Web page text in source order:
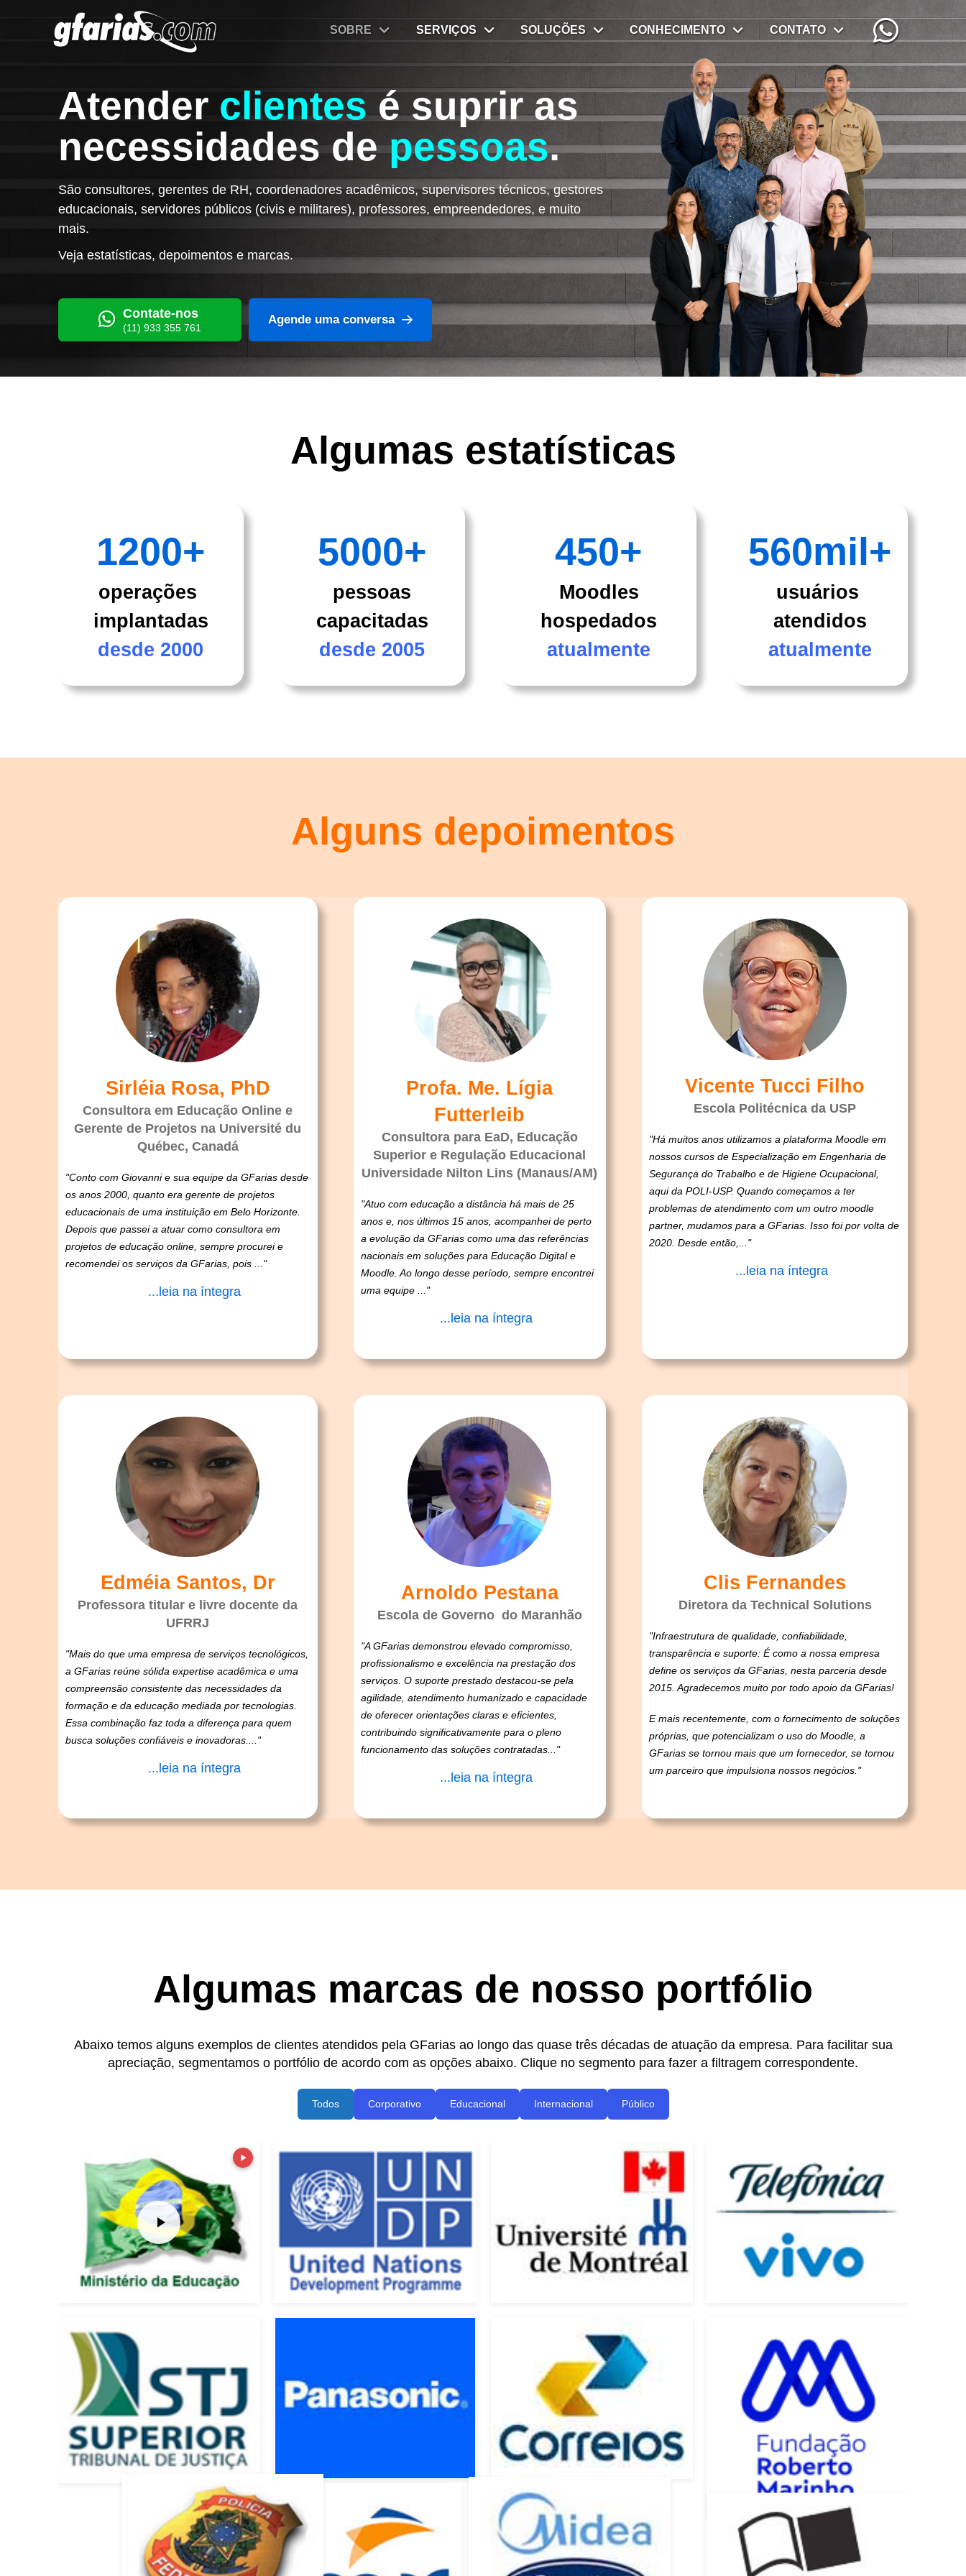
SOBRE SERVIÇOS SOLUÇÕES CONHECIMENTO CONTATO
Atender clientesé suprir as
necessidades depessoas.
São consultores, gerentes de RH, coordenadores acadêmicos, supervisores técnicos, gestores
educacionais, servidores públicos (civis e militares), professores, empreendedores, e muito
mais.
Veja estatísticas, depoimentos e marcas.
Contate-nos
(11) 933 355 761
Agende uma conversa
Algumas estatísticas
1200+
operações
implantadas
desde 2000
5000+
pessoas
capacitadas
desde 2005
450+
Moodles
hospedados
atualmente
560mil+
usuários
atendidos
atualmente
Alguns depoimentos
Sirléia Rosa, PhD
Consultora em Educação Online e
Gerente de Projetos na Université du
Québec, Canadá
"Conto com Giovanni e sua equipe da GFarias desde
os anos 2000, quanto era gerente de projetos
educacionais de uma instituição em Belo Horizonte.
Depois que passei a atuar como consultora em
projetos de educação online, sempre procurei e
recomendei os serviços da GFarias, pois ..."
...leia na íntegra
Profa. Me. Lígia
Futterleib
Consultora para EaD, Educação
Superior e Regulação Educacional
Universidade Nilton Lins (Manaus/AM)
"Atuo com educação a distância há mais de 25
anos e, nos últimos 15 anos, acompanhei de perto
a evolução da GFarias como uma das referências
nacionais em soluções para Educação Digital e
Moodle. Ao longo desse período, sempre encontrei
uma equipe ..."
...leia na íntegra
Vicente Tucci Filho
Escola Politécnica da USP
"Há muitos anos utilizamos a plataforma Moodle em
nossos cursos de Especialização em Engenharia de
Segurança do Trabalho e de Higiene Ocupacional,
aqui da POLI-USP. Quando começamos a ter
problemas de atendimento com um outro moodle
partner, mudamos para a GFarias. Isso foi por volta de
2020. Desde então,..."
...leia na íntegra
Edméia Santos, Dr
Professora titular e livre docente da
UFRRJ
"Mais do que uma empresa de serviços tecnológicos,
a GFarias reúne sólida expertise acadêmica e uma
compreensão consistente das necessidades da
formação e da educação mediada por tecnologias.
Essa combinação faz toda a diferença para quem
busca soluções confiáveis e inovadoras...."
...leia na íntegra
Arnoldo Pestana
Escola de Governo do Maranhão
"A GFarias demonstrou elevado compromisso,
profissionalismo e excelência na prestação dos
serviços. O suporte prestado destacou-se pela
agilidade, atendimento humanizado e capacidade
de oferecer orientações claras e eficientes,
contribuindo significativamente para o pleno
funcionamento das soluções contratadas..."
...leia na íntegra
Clis Fernandes
Diretora da Technical Solutions
"Infraestrutura de qualidade, confiabilidade,
transparência e suporte: É como a nossa empresa
define os serviços da GFarias, nesta parceria desde
2015. Agradecemos muito por todo apoio da GFarias!
E mais recentemente, com o fornecimento de soluções
próprias, que potencializam o uso do Moodle, a
GFarias se tornou mais que um fornecedor, se tornou
um parceiro que impulsiona nossos negócios."
Algumas marcas de nosso portfólio
Abaixo temos alguns exemplos de clientes atendidos pela GFarias ao longo das quase três décadas de atuação da empresa. Para facilitar sua
apreciação, segmentamos o portfólio de acordo com as opções abaixo. Clique no segmento para fazer a filtragem correspondente.
Todos Corporativo Educacional Internacional Público